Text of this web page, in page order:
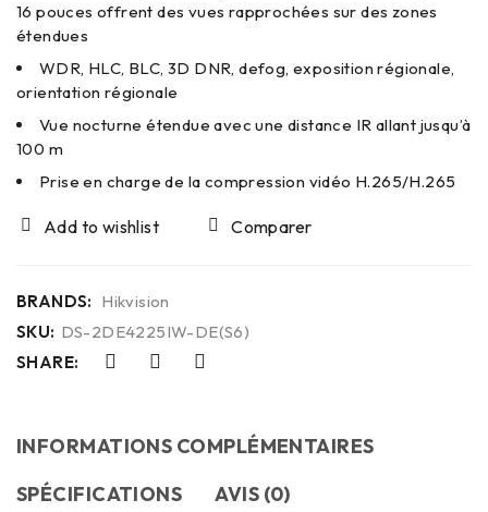
16 pouces offrent des vues rapprochées sur des zones
étendues
WDR, HLC, BLC, 3D DNR, defog, exposition régionale,
orientation régionale
Vue nocturne étendue avec une distance IR allant jusqu’à
100 m
Prise en charge de la compression vidéo H.265/H.265
Comparer
BRANDS: Hikvision
SKU: DS-2DE4225IW-DE(S6)
SHARE:
INFORMATIONS COMPLÉMENTAIRES
SPÉCIFICATIONS
AVIS (0)